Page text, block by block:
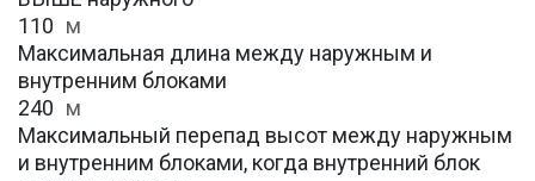
110 м
Максимальная длина между наружным и
внутренним блоками
240 м
Максимальный перепад высот между наружным
и внутренним блоками, когда внутренний блок